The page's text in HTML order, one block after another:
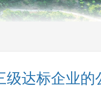
级达标企业的